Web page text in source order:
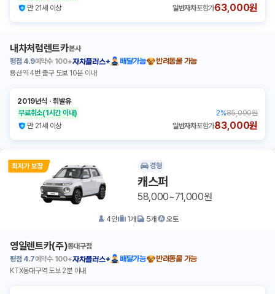
만 21세 이상
일반자차포함가63,000원
내차처럼렌트카본사
평점 4.9예약수 100+자차플러스+ 배달가능
반려동물 가능
용산역 4번 출구 도보 10분 이내
2019년식 ㆍ휘발유
무료취소(1시간 이내) 2%85,000원
만 21세 이상
일반자차포함가83,000원
경형
캐스퍼
58,000~71,000원
4인 1개 5개 오토
영일렌트카(주)동대구점
평점 4.7예약수 100+자차플러스+ 배달가능
반려동물 가능
KTX동대구역 도보 2분 이내